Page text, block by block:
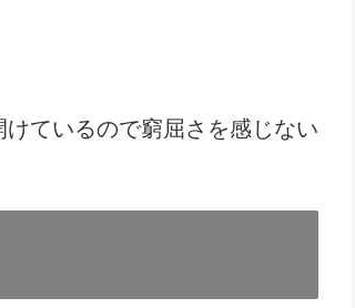
ているので窮屈さを感じない